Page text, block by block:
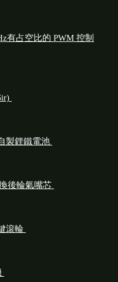
有占空比的 PWM 控制
製鋰鐵電池
後輪氣嘴芯
滾輪